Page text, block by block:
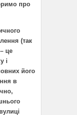
про
(так
це
і
його
в